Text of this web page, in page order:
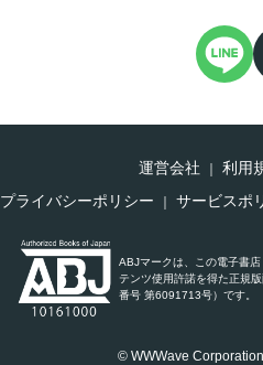
運営会社 利用
プライバシーポリシー
サービスポ
ABJマークは、この電子書
テンツ使用許諾を得た正規
番号 第6091713号）です。
© WWWave